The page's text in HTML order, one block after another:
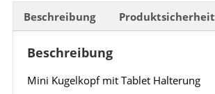
Beschreibung Produktsicherheit
Beschreibung
Mini Kugelkopf mit Tablet Halterung